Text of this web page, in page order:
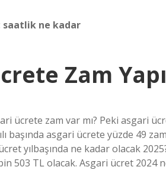
saatlik ne kadar
Zam
ücrete zam var mı? Peki asgari
başında asgari ücrete yüzde 49
yılbaşında ne kadar olacak
503 TL olacak. Asgari ücret 2024